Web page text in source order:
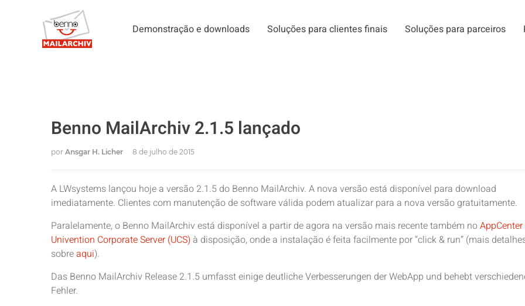
Demonstração e downloads Soluções para clientes finais Soluções para parceiros
Benno MailArchiv 2.1.5 lançado
por Ansgar H. Licher 8 de julho de 2015
A LWsystems lançou hoje a versão 2.1.5 do Benno MailArchiv. A nova versão está disponível para download
imediatamente. Clientes com manutenção de software válida podem atualizar para a nova versão gratuitamente.
Paralelamente, o Benno MailArchiv está disponível a partir de agora na versão mais recente também no
Univention Corporate Server (UCS) à disposição, onde a instalação é feita facilmente por “click & run” (mais
sobreaqui).
Das Benno MailArchiv Release 2.1.5 umfasst einige deutliche Verbesserungen der WebApp und behebt
Fehler.